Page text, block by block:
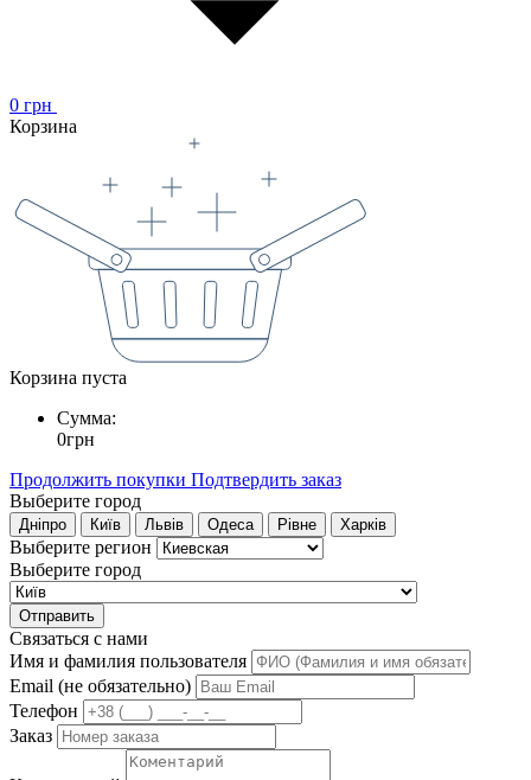
0 грн
Корзина
Корзина пуста
Сумма:
0грн
Продолжить покупки Подтвердить заказ
Выберите город
Дніпро Київ Львів Одеса Рівне Харків
Выберите регион
Выберите город
Отправить
Связаться с нами
Имя и фамилия пользователя
Email (не обязательно)
Телефон
Заказ